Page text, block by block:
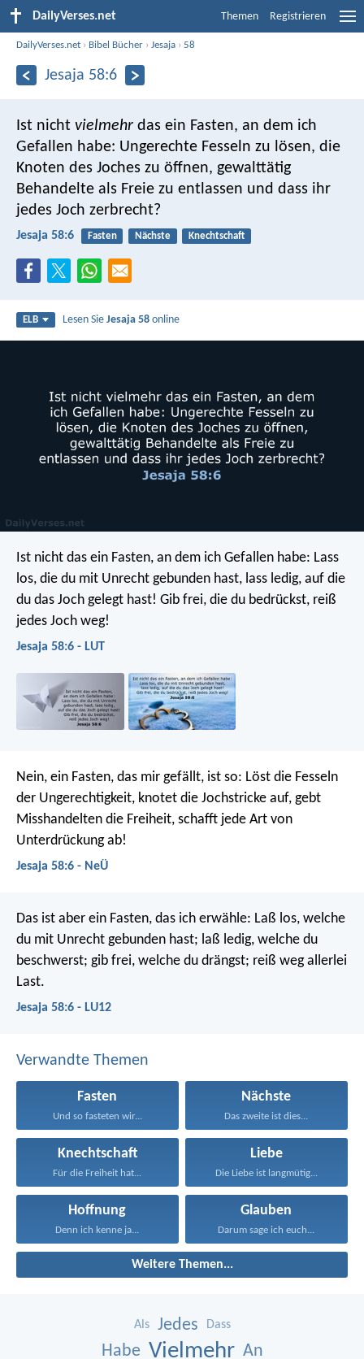
DailyVerses.net Themen Registrieren
DailyVerses.net › Bibel Bücher ›Jesaja ›58
Jesaja 58:6
Ist nicht vielmehr das ein Fasten, an dem ich
Gefallen habe: Ungerechte Fesseln zu lösen, die
Knoten des Joches zu öffnen, gewalttätig
Behandelte als Freie zu entlassen und dass ihr
jedes Joch zerbrecht?
Jesaja 58:6 Fasten Nächste Knechtschaft
ELB Lesen SieJesaja 58 online
Ist nicht das ein Fasten, an dem ich Gefallen habe: Lass
los, die du mit Unrecht gebunden hast, lass ledig, auf die
du das Joch gelegt hast! Gib frei, die du bedrückst, reiß
jedes Joch weg!
Jesaja 58:6 - LUT
Nein, ein Fasten, das mir gefällt, ist so: Löst die Fesseln
der Ungerechtigkeit, knotet die Jochstricke auf, gebt
Misshandelten die Freiheit, schafft jede Art von
Unterdrückung ab!
Jesaja 58:6 - NeÜ
Das ist aber ein Fasten, das ich erwähle: Laß los, welche
du mit Unrecht gebunden hast; laß ledig, welche du
beschwerst; gib frei, welche du drängst; reiß weg allerlei
Last.
Jesaja 58:6 - LU12
Verwandte Themen
Fasten
Und so fasteten wir...
Nächste
Das zweite ist dies...
Knechtschaft
Für die Freiheit hat...
Liebe
Die Liebe ist langmütig...
Hoffnung
Denn ich kenne ja...
Glauben
Darum sage ich euch...
Weitere Themen...
Als Jedes Dass
Habe Vielmehr An